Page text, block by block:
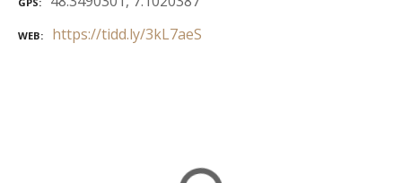
WEB https://tidd.ly/3kL7aeS